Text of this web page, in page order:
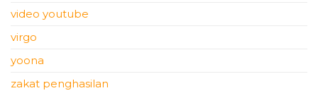
video youtube
virgo
yoona
zakat penghasilan